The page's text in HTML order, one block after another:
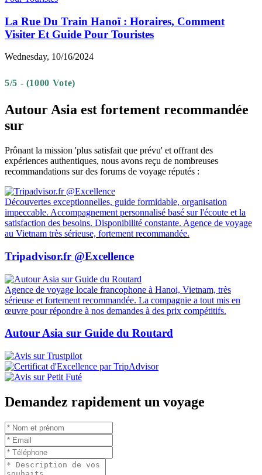
La Rue Du Train Hanoï : Horaires, Comment
Visiter Et Guide Pour Touristes
Wednesday, 10/16/2024
5/5 - (1000 Vote)
Autour Asia est fortement recommandée
sur
Prônant la mission 'plus satisfait que prévu' et offrant des
expériences authentiques, nous avons reçu de nombreuses
recommandations sur des forums de voyage réputés :
Découvertes exceptionnelles, guide formidable, organisation
impeccable. Accompagnement personnalisé basé sur l'écoute et la
satisfaction des besoins. Disponibilité constante. Agence de voyage
au Vietnam très sérieuse, fortement recommandée.
Tripadvisor.fr @Excellence
Agence de voyage locale francophone à Hanoi, Vietnam, très
sérieuse et fortement recommandée. La compagnie a tout mis en
œuvre pour répondre à nos demandes à des prix compétitifs.
Autour Asia sur Guide du Routard
Demandez rapidement un voyage